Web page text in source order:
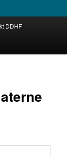
DDHF